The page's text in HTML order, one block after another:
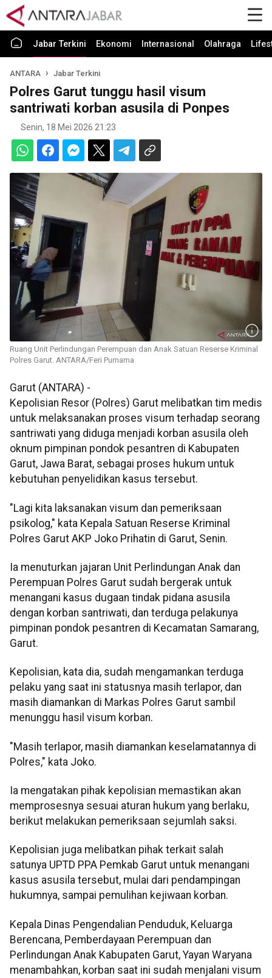
Jabar Terkini Ekonomi Internasional Olahraga
ANTARA Jabar Terkini
Polres Garut tunggu hasil visum
santriwati korban asusila di Ponpes
Senin, 18 Mei 2026 21:23
Ruang Unit Perlindungan Perempuan dan Anak Satuan Reserse Kriminal
Polres Garut. ANTARA/Feri Purnama
Garut (ANTARA) -
Kepolisian Resor (Polres) Garut melibatkan tim medis
untuk melaksanakan proses visum terhadap seorang
santriwati yang diduga menjadi korban asusila oleh
oknum pimpinan pondok pesantren di Kabupaten
Garut, Jawa Barat, sebagai proses hukum untuk
kebutuhan penyelidikan kasus tersebut.
"Lagi kita laksanakan visum dan pemeriksaan
psikolog," kata Kepala Satuan Reserse Kriminal
Polres Garut AKP Joko Prihatin di Garut, Senin.
Ia menuturkan jajaran Unit Perlindungan Anak dan
Perempuan Polres Garut sudah bergerak untuk
menangani kasus dugaan tindak pidana asusila
dengan korban santriwati, dan terduga pelakunya
pimpinan pondok pesantren di Kecamatan Samarang,
Garut.
Kepolisian, kata dia, sudah mengamankan terduga
pelaku yang saat ini statusnya masih terlapor, dan
masih diamankan di Markas Polres Garut sambil
menunggu hasil visum korban.
"Masih terlapor, masih diamankan keselamatannya di
Polres," kata Joko.
Ia mengatakan pihak kepolisian memastikan akan
memprosesnya sesuai aturan hukum yang berlaku,
berikut melakukan pemeriksaan sejumlah saksi.
Kepolisian juga melibatkan pihak terkait salah
satunya UPTD PPA Pemkab Garut untuk menangani
kasus asusila tersebut, mulai dari pendampingan
hukumnya, sampai pemulihan kejiwaan korban.
Kepala Dinas Pengendalian Penduduk, Keluarga
Berencana, Pemberdayaan Perempuan dan
Perlindungan Anak Kabupaten Garut, Yayan Waryana
menambahkan, korban saat ini sudah menjalani visum